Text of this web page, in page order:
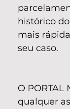
histórico
mais
seu caso.
O PORTAL
qualquer